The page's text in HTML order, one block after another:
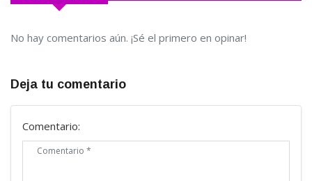
No hay comentarios aún. ¡Sé el primero en opinar!
Deja tu comentario
Comentario: